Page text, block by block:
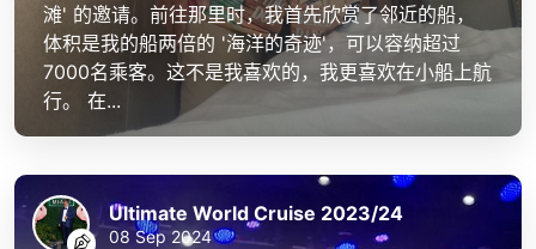
滩' 的邀请。前往那里时，我首先欣赏了邻近的船，
体积是我的船两倍的 '海洋的奇迹'，可以容纳超过
7000名乘客。这不是我喜欢的，我更喜欢在小船上航
行。 在...
Ultimate World Cruise 2023/24
08 Sep 2024